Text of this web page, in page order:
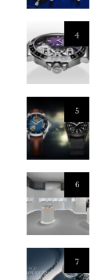
4
5
6
7